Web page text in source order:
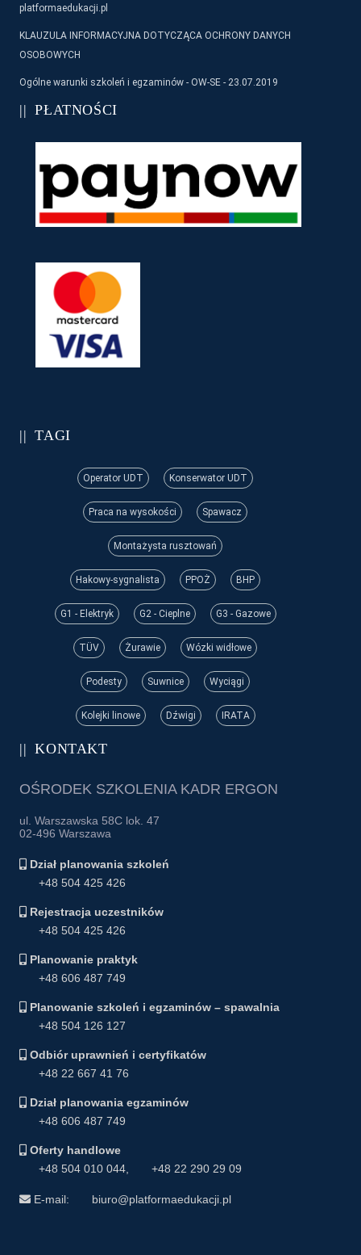
KONTAKT
OŚRODEK SZKOLENIA KADR ERGON
ul. Warszawska 58C lok. 47
02-496 Warszawa
Dział planowania szkoleń
+48 504 425 426
Rejestracja uczestników
+48 504 425 426
Planowanie praktyk
+48 606 487 749
Planowanie szkoleń i egzaminów – spawalnia
+48 504 126 127
Odbiór uprawnień i certyfikatów
+48 22 667 41 76
Dział planowania egzaminów
+48 606 487 749
Oferty handlowe
+48 504 010 044, +48 22 290 29 09
E-mail: biuro@platformaedukacji.pl
platformaedukacji.pl
KLAUZULA INFORMACYJNA DOTYCZĄCA OCHRONY DANYCH
OSOBOWYCH
Ogólne warunki szkoleń i egzaminów - OW-SE - 23.07.2019
PŁATNOŚCI
TAGI
Operator UDT Konserwator UDT
Praca na wysokości Spawacz
Montażysta rusztowań
Hakowy-sygnalista PPOŻ BHP
G1 - Elektryk G2 - Cieplne G3 - Gazowe
TÜV Żurawie Wózki widłowe
Podesty Suwnice Wyciągi
Kolejki linowe Dźwigi IRATA